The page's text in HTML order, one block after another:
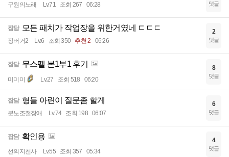
구원의노래 Lv.71 조회 267 06:28 댓글
잡담 모든 패치가 작업장을 위한거였네 ㄷㄷㄷ
징버거2 Lv.6 조회 350 추천 2 06:26
2
댓글
잡담 무스펠 본1부1 후기
미미미 Lv.27 조회 518 06:20
8
댓글
잡담 형들 아린이 질문좀 할게
분노조절장애 Lv.74 조회 198 06:07
6
댓글
잡담 확인용
선의지천사 Lv.55 조회 357 05:34
4
댓글